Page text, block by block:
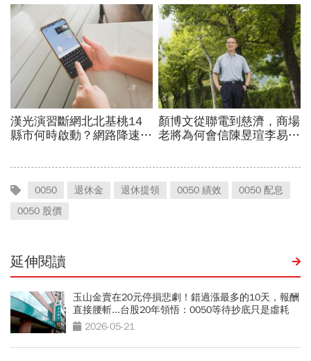
0050 退休金 退休提領 0050 績效
0050 配息
0050 股價
延伸閱讀
玉山金賣在20元停損悲劇！錯過漲最多的10天，報酬
直接腰斬...台股20年領悟：0050等待抄底只是虛耗
2026-05-21